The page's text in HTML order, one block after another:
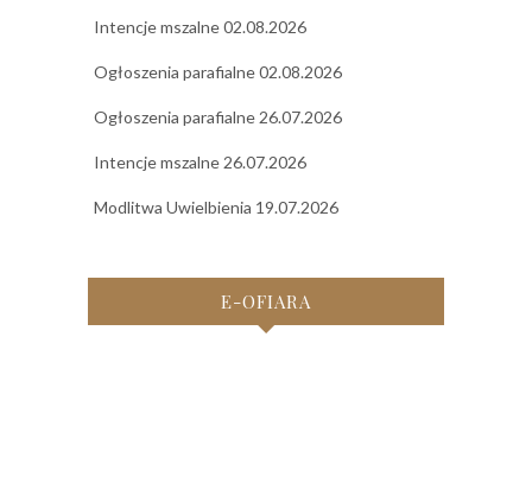
Intencje mszalne 02.08.2026
Ogłoszenia parafialne 02.08.2026
Ogłoszenia parafialne 26.07.2026
Intencje mszalne 26.07.2026
Modlitwa Uwielbienia 19.07.2026
E-OFIARA